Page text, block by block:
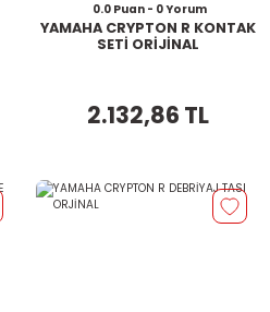
0.0 Puan - 0 Yorum
YAMAHA CRYPTON R KONTAK
SETİ ORİJİNAL
2.132,86 TL